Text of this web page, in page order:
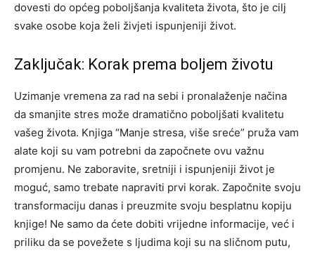
dovesti do općeg poboljšanja kvaliteta života, što je cilj
svake osobe koja želi živjeti ispunjeniji život.
Zaključak: Korak prema boljem životu
Uzimanje vremena za rad na sebi i pronalaženje načina
da smanjite stres može dramatično poboljšati kvalitetu
vašeg života. Knjiga “Manje stresa, više sreće” pruža vam
alate koji su vam potrebni da započnete ovu važnu
promjenu. Ne zaboravite, sretniji i ispunjeniji život je
moguć, samo trebate napraviti prvi korak. Započnite svoju
transformaciju danas i preuzmite svoju besplatnu kopiju
knjige! Ne samo da ćete dobiti vrijedne informacije, već i
priliku da se povežete s ljudima koji su na sličnom putu,